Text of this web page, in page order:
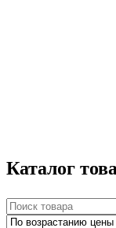
Каталог